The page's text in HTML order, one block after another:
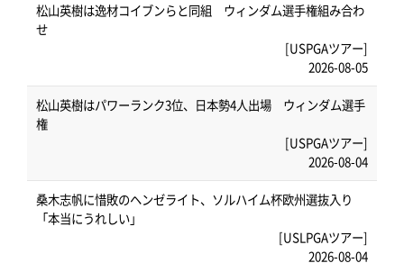
松山英樹は逸材コイブンらと同組 ウィンダム選手権組み合わ
せ
[USPGAツアー]
2026-08-05
松山英樹はパワーランク3位、日本勢4人出場 ウィンダム選手
権
[USPGAツアー]
2026-08-04
桑木志帆に惜敗のヘンゼライト、ソルハイム杯欧州選抜入り
「本当にうれしい」
[USLPGAツアー]
2026-08-04